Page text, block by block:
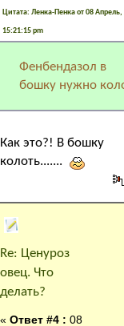
Цитата: Ленка-Пенка от 08 Апрель,
15:21:15 pm
Фенбендазол в
бошку нужно
Как это?! В бошку
колоть.......
Re: Ценуроз
овец. Что
делать?
« Ответ #4 : 08